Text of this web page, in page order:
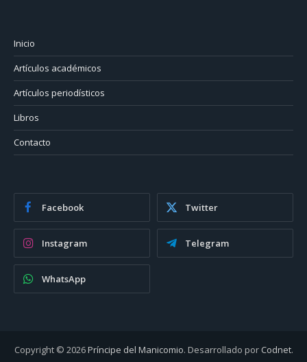
Inicio
Artículos académicos
Artículos periodísticos
Libros
Contacto
Facebook Twitter
Instagram Telegram
WhatsApp
Copyright © 2026Príncipe del Manicomio. Desarrollado por Codnet.